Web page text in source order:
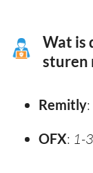
Wat is
sturen
Remitly:
OFX: 1-